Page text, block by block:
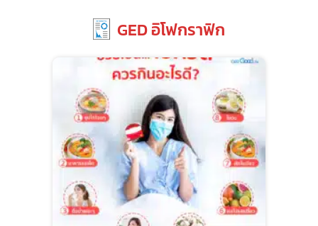
GED อิโฟกราฟิก